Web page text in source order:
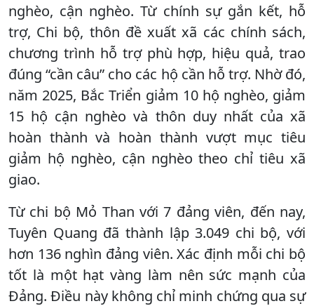
nghèo, cận nghèo. Từ chính sự gắn kết, hỗ
trợ, Chi bộ, thôn đề xuất xã các chính sách,
chương trình hỗ trợ phù hợp, hiệu quả, trao
đúng “cần câu” cho các hộ cần hỗ trợ. Nhờ đó,
năm 2025, Bắc Triển giảm 10 hộ nghèo, giảm
15 hộ cận nghèo và thôn duy nhất của xã
hoàn thành và hoàn thành vượt mục tiêu
giảm hộ nghèo, cận nghèo theo chỉ tiêu xã
giao.
Từ chi bộ Mỏ Than với 7 đảng viên, đến nay,
Tuyên Quang đã thành lập 3.049 chi bộ, với
hơn 136 nghìn đảng viên. Xác định mỗi chi bộ
tốt là một hạt vàng làm nên sức mạnh của
Đảng. Điều này không chỉ minh chứng qua sự